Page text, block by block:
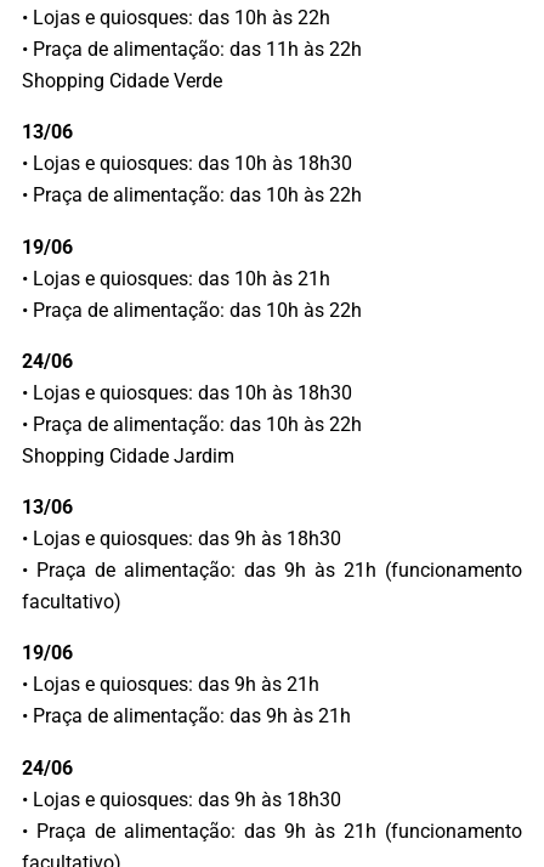
• Lojas e quiosques: das 10h às 22h
• Praça de alimentação: das 11h às 22h
Shopping Cidade Verde
13/06
• Lojas e quiosques: das 10h às 18h30
• Praça de alimentação: das 10h às 22h
19/06
• Lojas e quiosques: das 10h às 21h
• Praça de alimentação: das 10h às 22h
24/06
• Lojas e quiosques: das 10h às 18h30
• Praça de alimentação: das 10h às 22h
Shopping Cidade Jardim
13/06
• Lojas e quiosques: das 9h às 18h30
• Praça de alimentação: das 9h às 21h (funcionamento
facultativo)
19/06
• Lojas e quiosques: das 9h às 21h
• Praça de alimentação: das 9h às 21h
24/06
• Lojas e quiosques: das 9h às 18h30
• Praça de alimentação: das 9h às 21h (funcionamento
facultativo)